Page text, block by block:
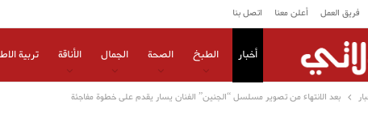
فريق العمل أعلن معنا اتصل بنا
أخبار الطبخ الصحة الجمال الأناقة تربية
بعد الانتهاء من تصوير مسلسل “الجنين” الفنان يسار يقدم على خطوة مفاجئة